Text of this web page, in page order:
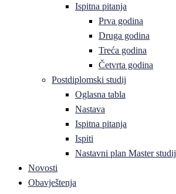
Ispitna pitanja
Prva godina
Druga godina
Treća godina
Četvrta godina
Postdiplomski studij
Oglasna tabla
Nastava
Ispitna pitanja
Ispiti
Nastavni plan Master studij
Novosti
Obavještenja